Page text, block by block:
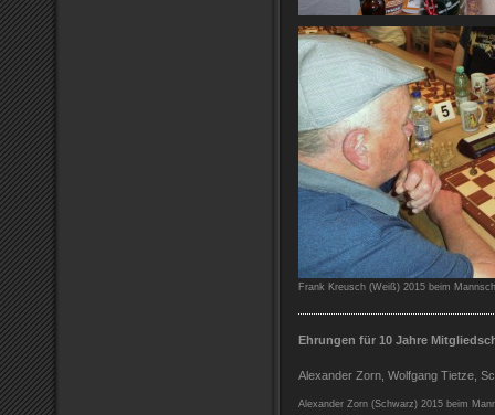
Frank Kreusch (Weiß) 2015 beim
Ehrungen für 10 Jahre
Alexander Zorn, Wolfgang Tietze,
Alexander Zorn (Schwarz) 2015 beim